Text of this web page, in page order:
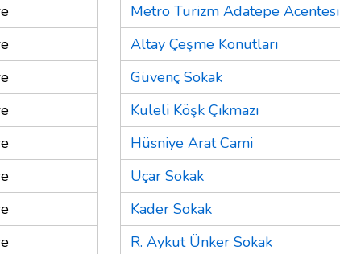
Metro Turizm Adatepe Acentesi
Altay Çeşme Konutları
Güvenç Sokak
Kuleli Köşk Çıkmazı
Hüsniye Arat Cami
Uçar Sokak
Kader Sokak
R. Aykut Ünker Sokak